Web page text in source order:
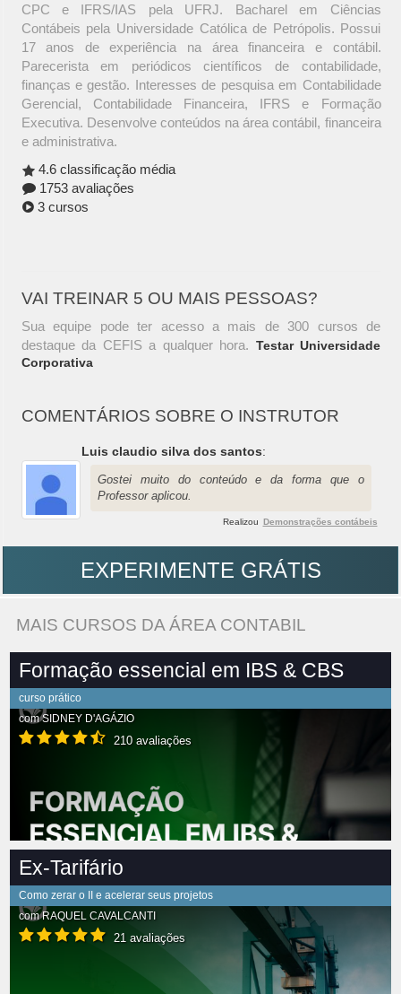
CPC e IFRS/IAS pela UFRJ. Bacharel em Ciências
Contábeis pela Universidade Católica de Petrópolis. Possui
17 anos de experiência na área financeira e contábil.
Parecerista em periódicos científicos de contabilidade,
finanças e gestão. Interesses de pesquisa em Contabilidade
Gerencial, Contabilidade Financeira, IFRS e Formação
Executiva. Desenvolve conteúdos na área contábil, financeira
e administrativa.
4.6 classificação média
1753 avaliações
3 cursos
VAI TREINAR 5 OU MAIS PESSOAS?
Sua equipe pode ter acesso a mais de 300 cursos de
destaque da CEFIS a qualquer hora. Testar Universidade
Corporativa
COMENTÁRIOS SOBRE O INSTRUTOR
Luis claudio silva dos santos:
Gostei muito do conteúdo e da forma que o
Professor aplicou.
Realizou Demonstrações contábeis
EXPERIMENTE GRÁTIS
MAIS CURSOS DA ÁREA CONTABIL
Formação essencial em IBS & CBS
curso prático
comSIDNEY D'AGÁZIO
210 avaliações
Ex-Tarifário
Como zerar o II e acelerar seus projetos
comRAQUEL CAVALCANTI
21 avaliações